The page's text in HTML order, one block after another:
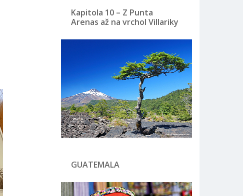
Kapitola 10 – Z Punta
Arenas až na vrchol Villariky
GUATEMALA